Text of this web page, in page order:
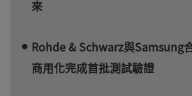
來
Rohde & Schwarz與Samsung
商用化完成首批測試驗證